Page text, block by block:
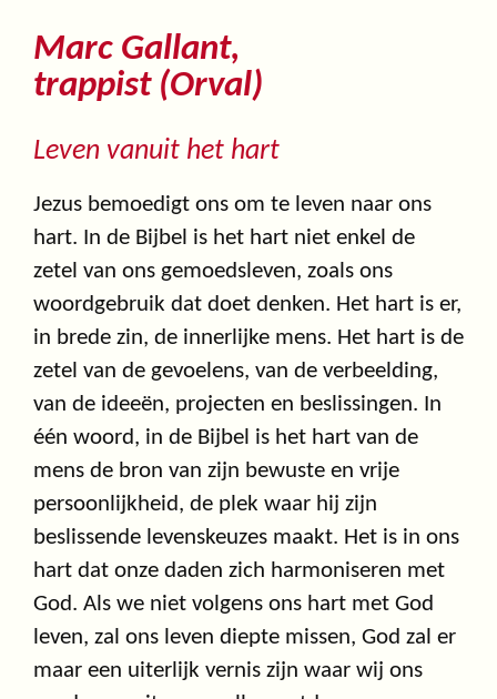
Marc Gallant,
trappist (Orval)
Leven vanuit het hart
Jezus bemoedigt ons om te leven naar ons
hart. In de Bijbel is het hart niet enkel de
zetel van ons gemoedsleven, zoals ons
woordgebruik dat doet denken. Het hart is er,
in brede zin, de innerlijke mens. Het hart is de
zetel van de gevoelens, van de verbeelding,
van de ideeën, projecten en beslissingen. In
één woord, in de Bijbel is het hart van de
mens de bron van zijn bewuste en vrije
persoonlijkheid, de plek waar hij zijn
beslissende levenskeuzes maakt. Het is in ons
hart dat onze daden zich harmoniseren met
God. Als we niet volgens ons hart met God
leven, zal ons leven diepte missen, God zal er
maar een uiterlijk vernis zijn waar wij ons